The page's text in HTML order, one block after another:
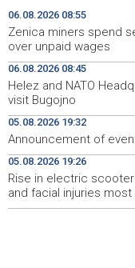
odgovor 2026'
09:10
Kantonalni ured
prošle godine
09:09 Travnik: Noć
09:06
Više požara
terenu kod Konjica
08:59
Danas u BiH
stepen
06.08.2026 08:55
Zenica miners spend
over unpaid wages
06.08.2026 08:45
Helez and NATO
visit Bugojno
05.08.2026 19:32
Announcement of
05.08.2026 19:26
Rise in electric
and facial injuries